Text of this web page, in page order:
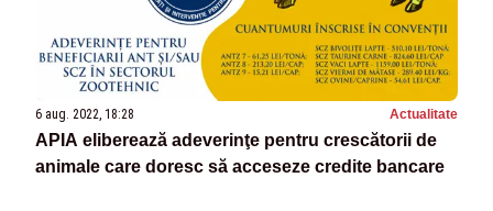
6 aug. 2022, 18:28 Actualitate
APIA eliberează adeverinţe pentru crescătorii de
animale care doresc să acceseze credite bancare